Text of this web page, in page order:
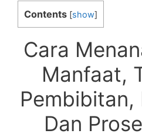
Contents [show]
Cara
Manfaat,
Pembibitan,
Dan